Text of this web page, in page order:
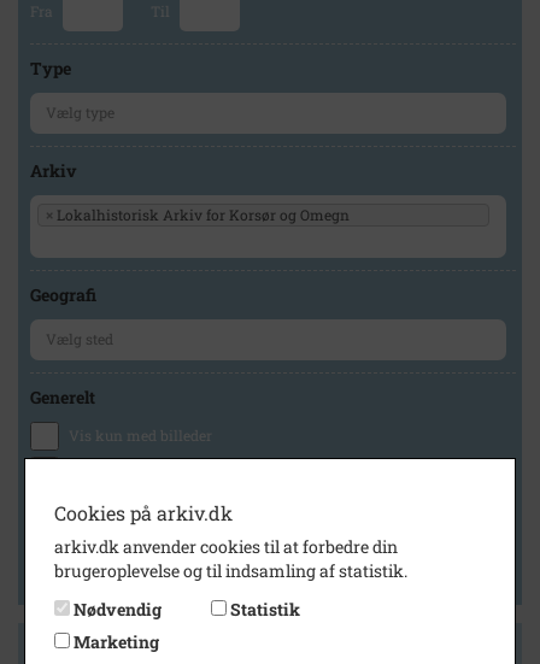
Fra Til
Type
Arkiv
× Lokalhistorisk Arkiv for Korsør og Omegn
Geografi
Generelt
Vis kun med billeder
Vis kun med lydklip
Vis kun med kilder
Vis kun med geo-tag
Side 1 af 1
Cookies på arkiv.dk
arkiv.dk anvender cookies til at forbedre din
brugeroplevelse og til indsamling af statistik.
Nødvendig
Statistik
Marketing